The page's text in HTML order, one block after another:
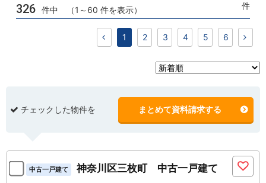
326 件中 （1～60 件を表示）
件
1 2 3 4 5 6
チェックした物件を まとめて資料請求する
中古一戸建て 神奈川区三枚町 中古一戸建て